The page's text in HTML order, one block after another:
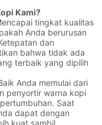
Kami?
tingkat kualitas
Anda berurusan
dan
bahwa tidak ada
terbaik yang dipilih
Anda memulai dari
penyortir warna kopi
Saat
dapat dengan